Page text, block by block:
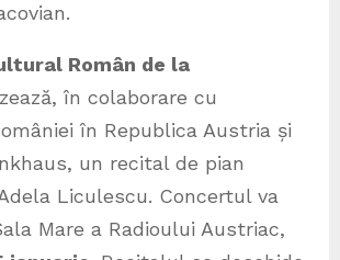
Român de la
în colaborare cu
în Republica Austria și
un recital de pian
Liculescu. Concertul va
Mare a Radioului Austriac,